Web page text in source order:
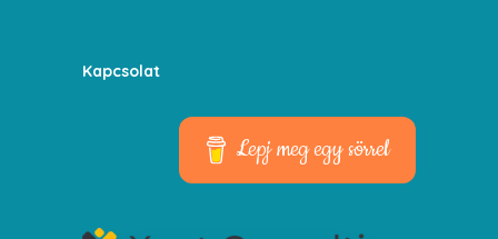
Kapcsolat
Lepj meg egy sörrel